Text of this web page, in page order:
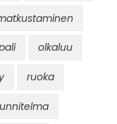
olkaluu
ruoka